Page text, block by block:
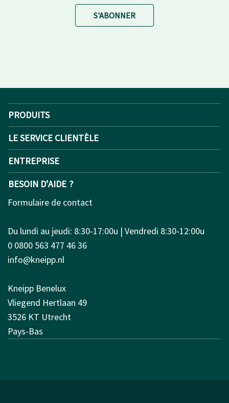
S'ABONNER
PRODUITS
LE SERVICE CLIENTÈLE
ENTREPRISE
BESOIN D’AIDE ?
Formulaire de contact
Du lundi au jeudi: 8:30-17:00u | Vendredi 8:30-12:00u
0 0800 563 477 46 36
info@kneipp.nl
Kneipp Benelux
Vliegend Hertlaan 49
3526 KT Utrecht
Pays-Bas